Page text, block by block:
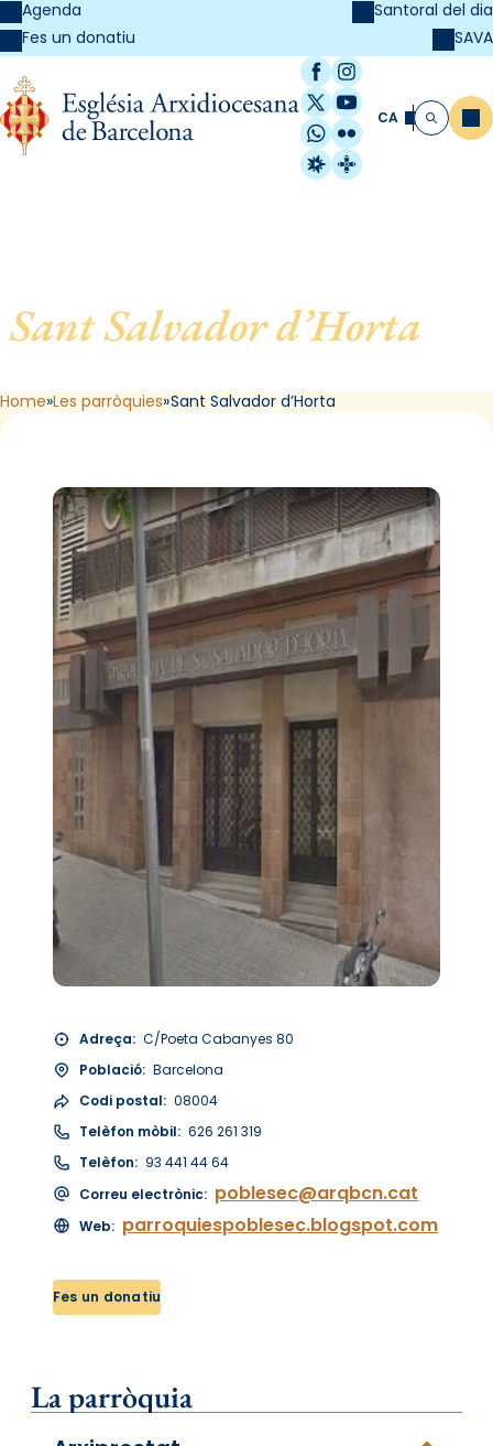
Agenda
Fes un donatiu
Santoral del dia
SAVA
Facebook
Instagram
X / Twitter
YouTube
WhatsApp
Flickr
Radio Estel
Catalunya
CA Cerca
Sant Salvador d’Horta
Home Les parròquies Sant Salvador d’Horta
Adreça: C/Poeta Cabanyes 80
Població: Barcelona
Codi postal: 08004
Telèfon mòbil: 626 261 319
Telèfon: 93 441 44 64
Correu electrònic: poblesec@arqbcn.cat
Web: parroquiespoblesec.blogspot.com
Fes un donatiu
La parròquia